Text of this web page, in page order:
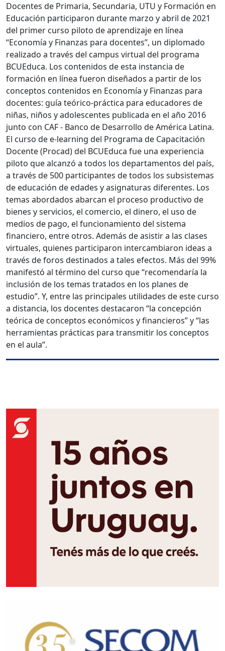
Docentes de Primaria, Secundaria, UTU y Formación en
Educación participaron durante marzo y abril de 2021
del primer curso piloto de aprendizaje en línea
“Economía y Finanzas para docentes”, un diplomado
realizado a través del campus virtual del programa
BCUEduca. Los contenidos de esta instancia de
formación en línea fueron diseñados a partir de los
conceptos contenidos en Economía y Finanzas para
docentes: guía teórico-práctica para educadores de
niñas, niños y adolescentes publicada en el año 2016
junto con CAF - Banco de Desarrollo de América Latina.
El curso de e-learning del Programa de Capacitación
Docente (Procad) del BCUEduca fue una experiencia
piloto que alcanzó a todos los departamentos del país,
a través de 500 participantes de todos los subsistemas
de educación de edades y asignaturas diferentes. Los
temas abordados abarcan el proceso productivo de
bienes y servicios, el comercio, el dinero, el uso de
medios de pago, el funcionamiento del sistema
financiero, entre otros. Además de asistir a las clases
virtuales, quienes participaron intercambiaron ideas a
través de foros destinados a tales efectos. Más del 99%
manifestó al término del curso que “recomendaría la
inclusión de los temas tratados en los planes de
estudio”. Y, entre las principales utilidades de este curso
a distancia, los docentes destacaron “la concepción
teórica de conceptos económicos y financieros” y “las
herramientas prácticas para transmitir los conceptos
en el aula”.